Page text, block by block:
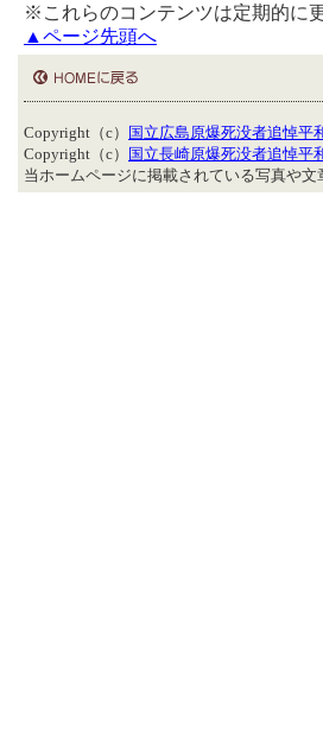
※これらのコンテンツは定期的に
▲ページ先頭へ
Copyright（c）
国立広島原爆死没者追悼平
Copyright（c）
国立長崎原爆死没者追悼平
当ホームページに掲載されている写真や